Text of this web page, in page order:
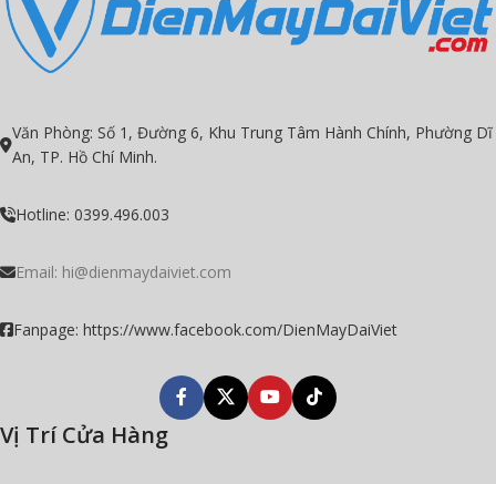
Văn Phòng: Số 1, Đường 6, Khu Trung Tâm Hành Chính, Phường Dĩ
An, TP. Hồ Chí Minh.
Hotline: 0399.496.003
Email: hi@dienmaydaiviet.com
Fanpage: https://www.facebook.com/DienMayDaiViet
Vị Trí Cửa Hàng